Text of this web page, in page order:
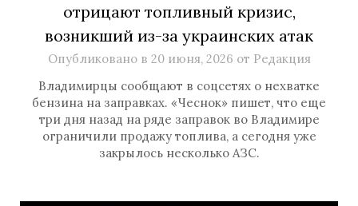
отрицают топливный кризис,
возникший из-за украинских атак
Опубликовано в 20 июня, 2026 от Редакция
Владимирцы сообщают в соцсетях о нехватке
бензина на заправках. «Чеснок» пишет, что еще
три дня назад на ряде заправок во Владимире
ограничили продажу топлива, а сегодня уже
закрылось несколько АЗС.